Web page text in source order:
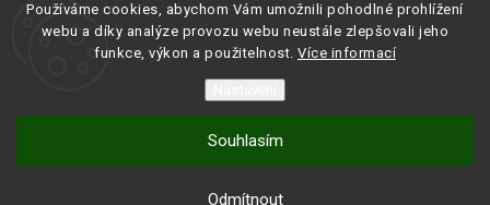
Používáme cookies, abychom Vám umožnili pohodlné prohlížení
webu a díky analýze provozu webu neustále zlepšovali jeho
funkce, výkon a použitelnost. Více informací
Odmítnout
Souhlasím
Brodgym Manares